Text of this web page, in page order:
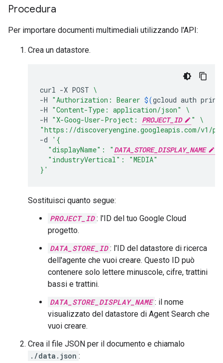
Procedura
Per importare documenti multimediali utilizzando l'API:
Crea un datastore.
curl -X POST \
-H "Authorization: Bearer $(gcloud auth print-
-H "Content-Type: application/json"
\
-H "X-Goog-User-Project: PROJECT_ID "
\
"https://discoveryengine.googleapis.com/v1/
-d
'{
  "displayName": "
DATA_STORE_DISPLAY_NAME
  "industryVertical": "MEDIA"
}'
Sostituisci quanto segue:
PROJECT_ID : l'ID del tuo Google Cloud
progetto.
DATA_STORE_ID : l'ID del datastore di ricerca
dell'agente che vuoi creare. Questo ID può
contenere solo lettere minuscole, cifre, trattini
bassi e trattini.
DATA_STORE_DISPLAY_NAME : il nome
visualizzato del datastore di Agent Search che
vuoi creare.
Crea il file JSON per il documento e chiamalo
./data.json :